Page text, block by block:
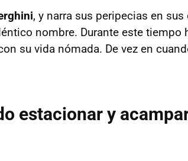
, y narra sus peripecias en sus
nombre. Durante este tiempo
su vida nómada. De vez en
estacionar y